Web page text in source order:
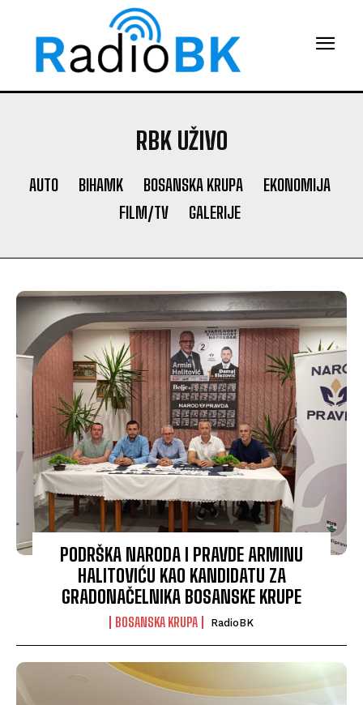
RBK UŽIVO
AUTO BIHAMK BOSANSKA KRUPA
EKONOMIJA
FILM/TV
GALERIJE
PODRŠKA NARODA I PRAVDE ARMINU
HALITOVIĆU KAO KANDIDATU ZA
GRADONAČELNIKA BOSANSKE KRUPE
BOSANSKA KRUPA RadioBK